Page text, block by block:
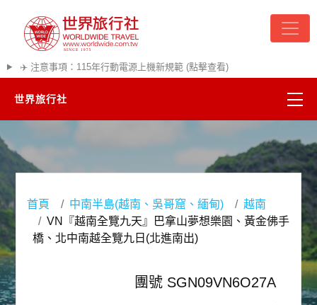
✈️ 注意事項：115年行動電源上機新規範 (點擊查看)
世界旅行社
熱門韓國
超夯日本
悠遊美加
遊輪河輪
首頁 中南半島(越南、吳哥窟、緬甸)
越南
VN『越南全覽九天』巴拿山夢想樂園、黃金佛手
橋、北中南越全覽九日(北進南出)
團號 SGN09VN6O27A